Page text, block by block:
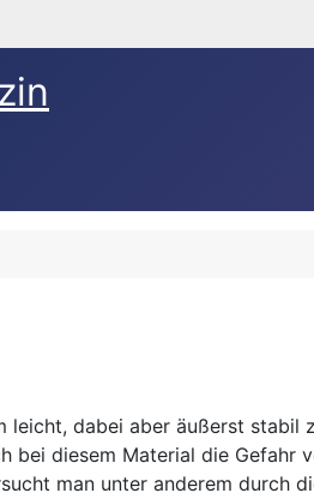
leicht, dabei aber äußerst stabil
bei diesem Material die Gefahr
man unter anderem durch